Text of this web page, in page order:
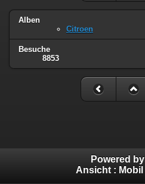
Alben
Citroen
Besuche
8853
Powered by
Ansicht : Mobil